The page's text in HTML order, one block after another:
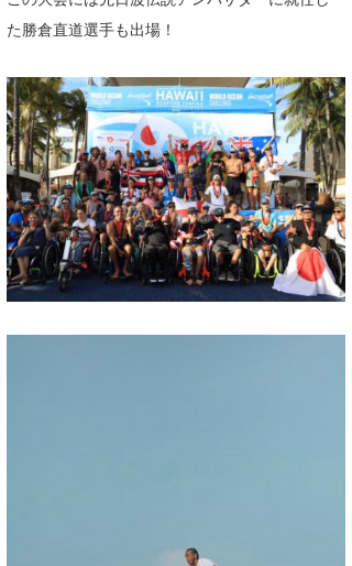
た勝倉直道選手も出場！
熊谷素子
植村未来
NOBUFUKU
大野”MAR”修聖
喜納海人
ECE
G◎Da
H
KID
KOBU